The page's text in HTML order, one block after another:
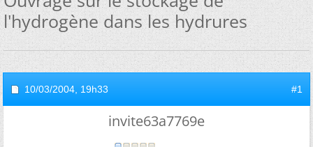
l'hydrogène dans les hydrures
10/03/2004, 19h33 #1
invite63a7769e